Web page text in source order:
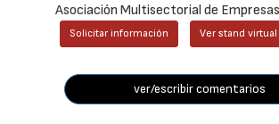
Asociación Multisectorial de
Solicitar información Ver stand virtual
ver/escribir comentarios